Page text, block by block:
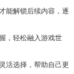
能解锁后续内容，逐
，轻松融入游戏世
活选择，帮助自己更